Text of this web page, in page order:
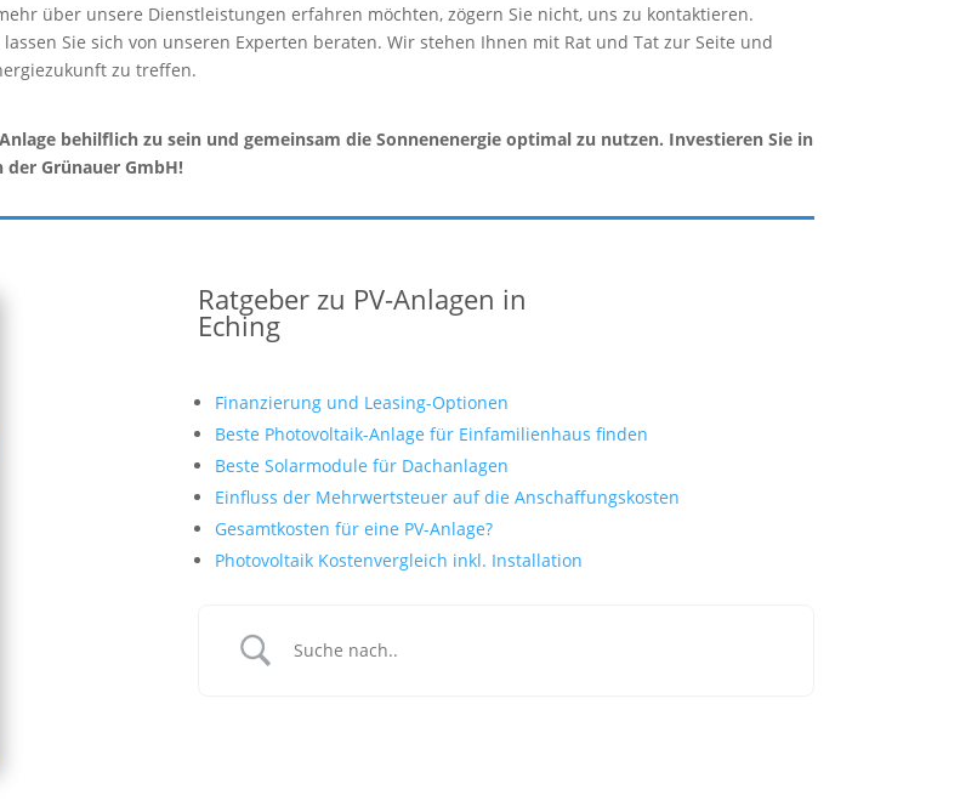
über unsere Dienstleistungen erfahren möchten, zögern Sie nicht, uns zu kontaktieren.
Sie sich von unseren Experten beraten. Wir stehen Ihnen mit Rat und Tat zur Seite und
zu treffen.
behilflich zu sein und gemeinsam die Sonnenenergie optimal zu nutzen. Investieren Sie in
Grünauer GmbH!
Ratgeber zu PV-Anlagen in
Eching
Finanzierung und Leasing-Optionen
Beste Photovoltaik-Anlage für Einfamilienhaus finden
Beste Solarmodule für Dachanlagen
Einfluss der Mehrwertsteuer auf die Anschaffungskosten
Gesamtkosten für eine PV-Anlage?
Photovoltaik Kostenvergleich inkl. Installation